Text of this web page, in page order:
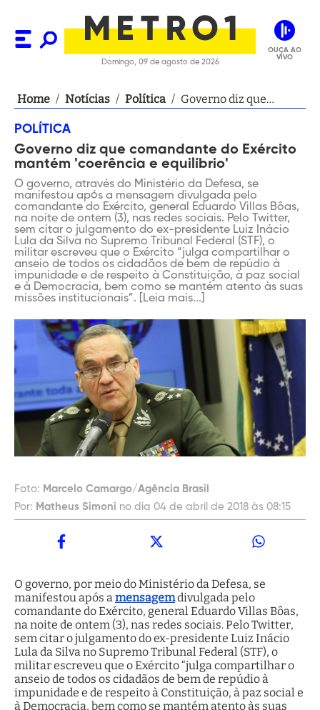
Domingo, 09 de agosto de 2026
OUÇA AO
VIVO
Home / Notícias / Política / Governo diz que
ʹcoerência e equilíbrioʹ
POLÍTICA
Governo diz que comandante do Exército
mantém ʹcoerência e equilíbrioʹ
O governo, através do Ministério da Defesa, se
manifestou após a mensagem divulgada pelo
comandante do Exército, general Eduardo Villas Bôas,
na noite de ontem (3), nas redes sociais. Pelo Twitter,
sem citar o julgamento do ex-presidente Luiz Inácio
Lula da Silva no Supremo Tribunal Federal (STF), o
militar escreveu que o Exército “julga compartilhar o
anseio de todos os cidadãos de bem de repúdio à
impunidade e de respeito à Constituição, à paz social
e à Democracia, bem como se mantém atento às suas
missões institucionais”. [Leia mais...]
Foto: Marcelo Camargo/Agência Brasil
Por: Matheus Simoni no dia 04 de abril de 2018 às 08:15
O governo, por meio do Ministério da Defesa, se
manifestou após a mensagemdivulgada pelo
comandante do Exército, general Eduardo Villas Bôas,
na noite de ontem (3), nas redes sociais. Pelo Twitter,
sem citar o julgamento do ex-presidente Luiz Inácio
Lula da Silva no Supremo Tribunal Federal (STF), o
militar escreveu que o Exército “julga compartilhar o
anseio de todos os cidadãos de bem de repúdio à
impunidade e de respeito à Constituição, à paz social e
à Democracia, bem como se mantém atento às suas